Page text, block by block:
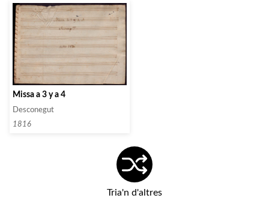
Missa a 3 y a 4
Desconegut
1816
Tria'n d'altres